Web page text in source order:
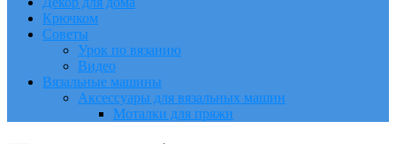
Крючком
Советы
Урок по вязанию
Видео
Вязальные машины
Аксессуары для вязальных машин
Моталки для пряжи